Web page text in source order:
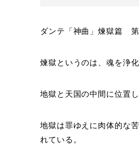
ダンテ「神曲」煉獄篇
煉獄というのは、魂を浄
地獄と天国の中間に位置
地獄は罪ゆえに肉体的な
れている。